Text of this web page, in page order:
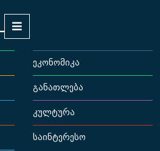
ეკონომიკა
განათლება
კულტურა
საინტერესო